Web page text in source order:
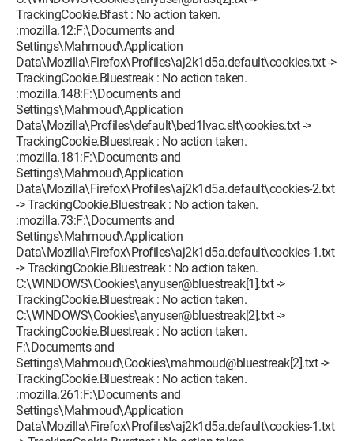
TrackingCookie.Bfast : No action taken.
:mozilla.12:F:\Documents and
Settings\Mahmoud\Application
Data\Mozilla\Firefox\Profiles\aj2k1d5a.default\cookies.txt ->
TrackingCookie.Bluestreak : No action taken.
:mozilla.148:F:\Documents and
Settings\Mahmoud\Application
Data\Mozilla\Profiles\default\bed1lvac.slt\cookies.txt ->
TrackingCookie.Bluestreak : No action taken.
:mozilla.181:F:\Documents and
Settings\Mahmoud\Application
Data\Mozilla\Firefox\Profiles\aj2k1d5a.default\cookies-2.txt
-> TrackingCookie.Bluestreak : No action taken.
:mozilla.73:F:\Documents and
Settings\Mahmoud\Application
Data\Mozilla\Firefox\Profiles\aj2k1d5a.default\cookies-1.txt
-> TrackingCookie.Bluestreak : No action taken.
C:\WINDOWS\Cookies\anyuser@bluestreak[1].txt ->
TrackingCookie.Bluestreak : No action taken.
C:\WINDOWS\Cookies\anyuser@bluestreak[2].txt ->
TrackingCookie.Bluestreak : No action taken.
F:\Documents and
Settings\Mahmoud\Cookies\mahmoud@bluestreak[2].txt ->
TrackingCookie.Bluestreak : No action taken.
:mozilla.261:F:\Documents and
Settings\Mahmoud\Application
Data\Mozilla\Firefox\Profiles\aj2k1d5a.default\cookies-1.txt